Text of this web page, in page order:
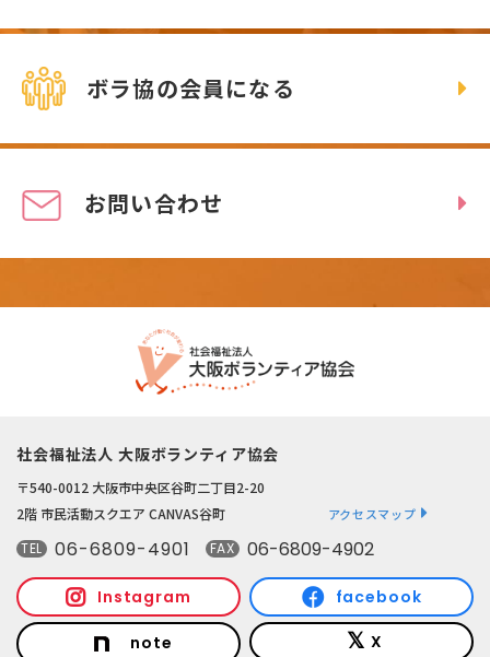
ボラ協の会員になる
お問い合わせ
社会福祉法人 大阪ボランティア協会
〒540-0012 大阪市中央区谷町二丁目2-20
2階 市民活動スクエア CANVAS谷町
アクセスマップ
TEL 06-6809-4901 FAX 06-6809-4902
Instagram facebook
note X